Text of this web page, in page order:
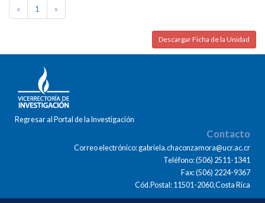
« 1 »
Descargar Ficha de la Unidad
Regresar al Portal de la Investigación
Contacto
Correo electrónico: gabriela.chaconzamora@ucr.ac.cr
Teléfono: (506) 2511-1341
Fax: (506) 2224-9367
Cód.Postal: 11501-2060,Costa Rica